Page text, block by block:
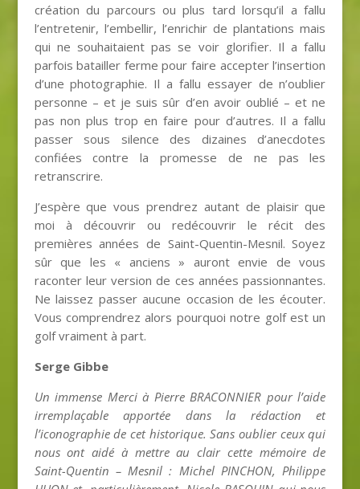
création du parcours ou plus tard lorsqu’il a fallu
l’entretenir, l’embellir, l’enrichir de plantations mais
qui ne souhaitaient pas se voir glorifier. Il a fallu
parfois batailler ferme pour faire accepter l’insertion
d’une photographie. Il a fallu essayer de n’oublier
personne – et je suis sûr d’en avoir oublié – et ne
pas non plus trop en faire pour d’autres. Il a fallu
passer sous silence des dizaines d’anecdotes
confiées contre la promesse de ne pas les
retranscrire.
J’espère que vous prendrez autant de plaisir que
moi à découvrir ou redécouvrir le récit des
premières années de Saint-Quentin-Mesnil. Soyez
sûr que les « anciens » auront envie de vous
raconter leur version de ces années passionnantes.
Ne laissez passer aucune occasion de les écouter.
Vous comprendrez alors pourquoi notre golf est un
golf vraiment à part.
Serge Gibbe
Un immense Merci à Pierre BRACONNIER pour l’aide
irremplaçable apportée dans la rédaction et
l’iconographie de cet historique. Sans oublier ceux qui
nous ont aidé à mettre au clair cette mémoire de
Saint-Quentin – Mesnil : Michel PINCHON, Philippe